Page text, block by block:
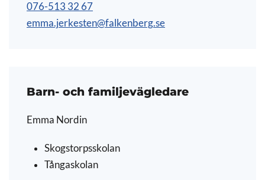
076-513 32 67
emma.jerkesten@falkenberg.se
Barn- och familjevägledare
Emma Nordin
Skogstorpsskolan
Tångaskolan